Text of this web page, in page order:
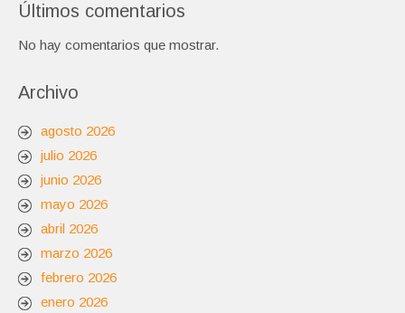
Últimos comentarios
No hay comentarios que mostrar.
Archivo
agosto 2026
julio 2026
junio 2026
mayo 2026
abril 2026
marzo 2026
febrero 2026
enero 2026